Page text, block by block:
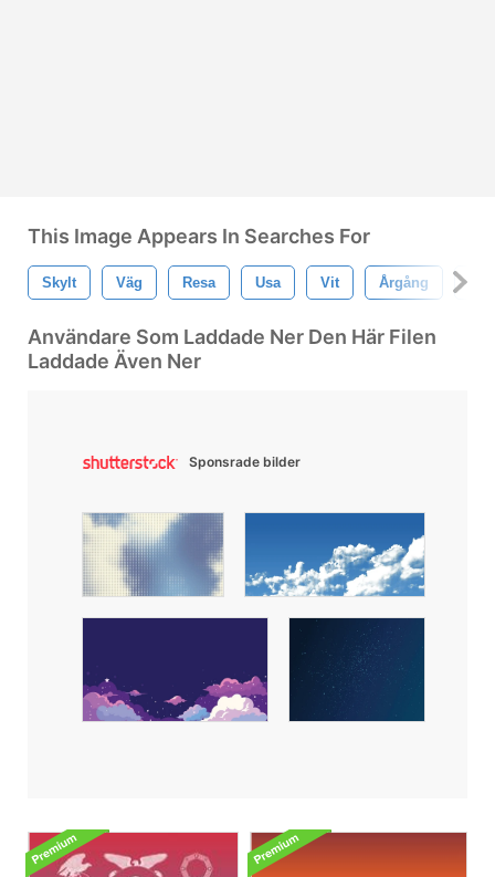
This Image Appears In Searches For
Skylt Väg Resa Usa Vit Årgång
Användare Som Laddade Ner Den Här Filen
Laddade Även Ner
Sponsrade bilder